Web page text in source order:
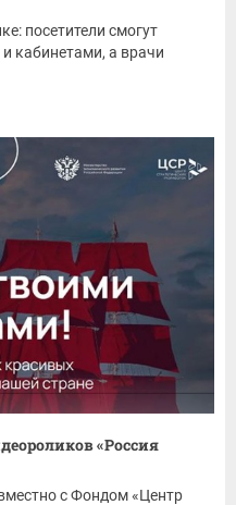
посетители смогут
кабинетами, а врачи
«Россия
с Фондом «Центр